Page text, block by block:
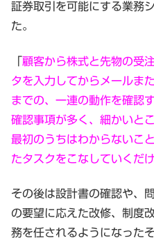
証券取引を可能にする業務
た。
顧客から株式と先物の受
タを入力してからメールま
までの、一連の動作を確認
確認事項が多く、細かいと
最初のうちはわからないこ
たタスクをこなしていくだ
その後は設計書の確認や、
の要望に応えた改修、制度
務を任されるようになったそ